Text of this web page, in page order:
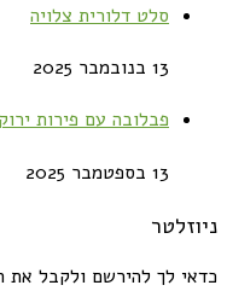
סלט דלורית צלויה
13 בנובמבר 2025
פבלובה עם פירות
13 בספטמבר 2025
ניוזלטר
כדאי לך להירשם ולקבל את